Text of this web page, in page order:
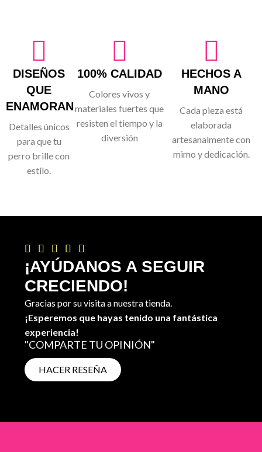
DISEÑOS
QUE
ENAMORAN
Detalles únicos
para que tu
perro brille con
estilo.
100% CALIDAD
Colores vivos y
materiales fuertes que
resisten el tiempo y la
diversión
HECHOS A
MANO
Cada pieza está
elaborada
artesanalmente con
mimo y dedicación.
    
¡AYÚDANOS A SEGUIR
CRECIENDO!
Gracias por su visita a nuestra tienda.
¡Esperemos que hayas tenido una fantástica
experiencia!
"COMPARTE TU OPINIÓN"
HACER RESEÑA